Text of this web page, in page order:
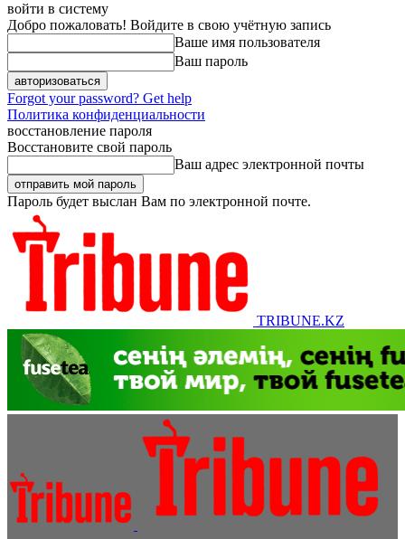
войти в систему
Добро пожаловать! Войдите в свою учётную запись
Ваше имя пользователя
Ваш пароль
Forgot your password? Get help
Политика конфиденциальности
восстановление пароля
Восстановите свой пароль
Ваш адрес электронной почты
Пароль будет выслан Вам по электронной почте.
TRIBUNE.KZ